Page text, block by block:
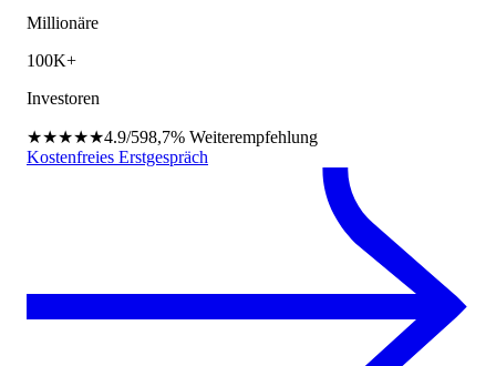
Millionäre
100K+
Investoren
★★★★★4.9/598,7% Weiterempfehlung
Kostenfreies Erstgespräch